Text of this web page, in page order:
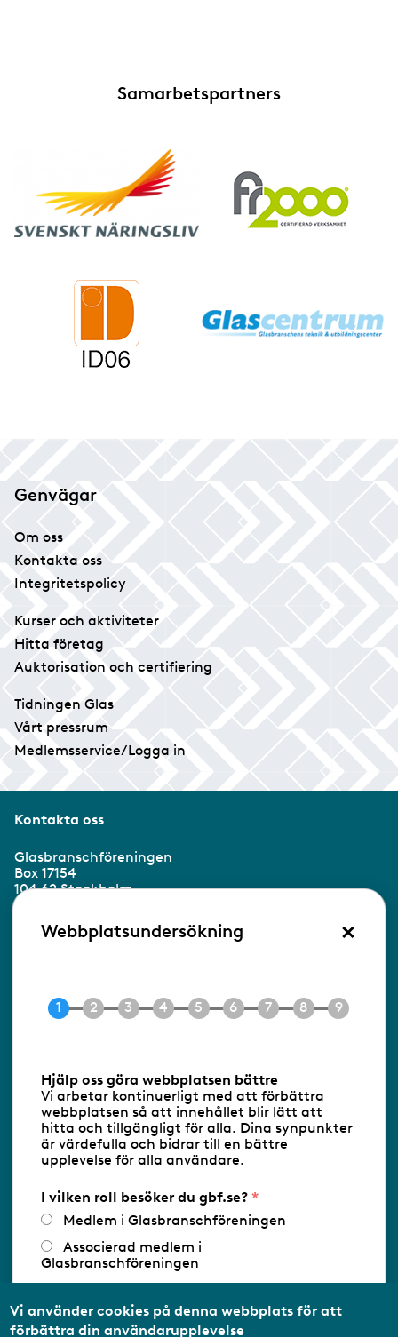
Samarbetspartners
Genvägar
Om oss
Kontakta oss
Integritetspolicy
Kurser och aktiviteter
Hitta företag
Auktorisation och certifiering
Tidningen Glas
Vårt pressrum
Medlemsservice/Logga in
Kontakta oss
Glasbranschföreningen
Box 17154
104 62 Stockholm
Besöksadress:
Ringvägen 100
E-post info@gbf.se
Följ oss via RSS
Databasens namn:www.gbf.se-
Glasbranschföreningen AB - Ansvarig
utgivare: Sofia Wahlgren
Webbplatsundersökning ×
Hjälp oss göra webbplatsen bättre
Vi arbetar kontinuerligt med att förbättra
webbplatsen så att innehållet blir lätt att
hitta och tillgängligt för alla. Dina synpunkter
är värdefulla och bidrar till en bättre
upplevelse för alla användare.
I vilken roll besöker du gbf.se?
Medlem i Glasbranschföreningen
Associerad medlem i
Glasbranschföreningen
medlemsorganisation/Svenskt Näringsliv
Utbildningsaktör
Vi använder cookies på denna webbplats för att
förbättra din användarupplevelse